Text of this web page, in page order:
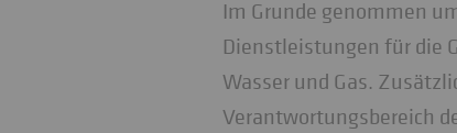
Im Grunde genommen
Dienstleistungen für die
Wasser und Gas.
Verantwortungsbereich